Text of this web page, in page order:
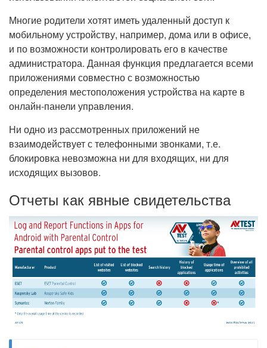
Многие родители хотят иметь удаленный доступ к
мобильному устройству, например, дома или в офисе,
и по возможности контролировать его в качестве
администратора. Данная функция предлагается всеми
приложениями совместно с возможностью
определения местоположения устройства на карте в
онлайн-панели управления.
Ни одно из рассмотренных приложений не
взаимодействует с телефонными звонками, т.е.
блокировка невозможна ни для входящих, ни для
исходящих вызовов.
Отчеты как явные свидетельства